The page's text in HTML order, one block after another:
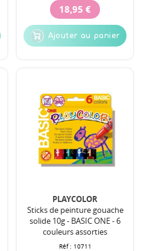
18,95 €
Ajouter au panier
PLAYCOLOR
Sticks de peinture gouache
solide 10g - BASIC ONE - 6
couleurs assorties
Réf : 10711